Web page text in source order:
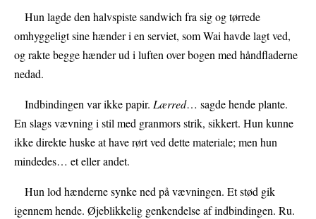
Hun lagde den halvspiste sandwich fra sig og tørrede
omhyggeligt sine hænder i en serviet, som Wai havde lagt ved,
og rakte begge hænder ud i luften over bogen med håndfladerne
nedad.
Indbindingen var ikke papir. Lærred… sagde hende plante.
En slags vævning i stil med granmors strik, sikkert. Hun kunne
ikke direkte huske at have rørt ved dette materiale; men hun
mindedes… et eller andet.
Hun lod hænderne synke ned på vævningen. Et stød gik
igennem hende. Øjeblikkelig genkendelse af indbindingen. Ru.